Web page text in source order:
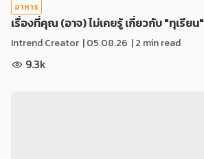
อาหาร
เรื่องที่คุณ (อาจ) ไม่เคยรู้ เกี่ยวกับ "ทุเรียน"
Intrend Creator |05.08.26 | 2 min read
9.3k